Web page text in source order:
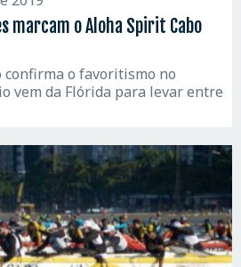
marcam o Aloha Spirit Cabo
confirma o favoritismo no
vem da Flórida para levar entre